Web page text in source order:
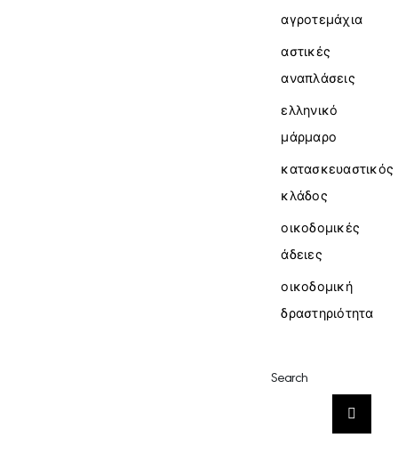
αγροτεμάχια
αστικές
αναπλάσεις
ελληνικό
μάρμαρο
κατασκευαστικός
κλάδος
οικοδομικές
άδειες
οικοδομική
δραστηριότητα
Search
Αναζήτηση